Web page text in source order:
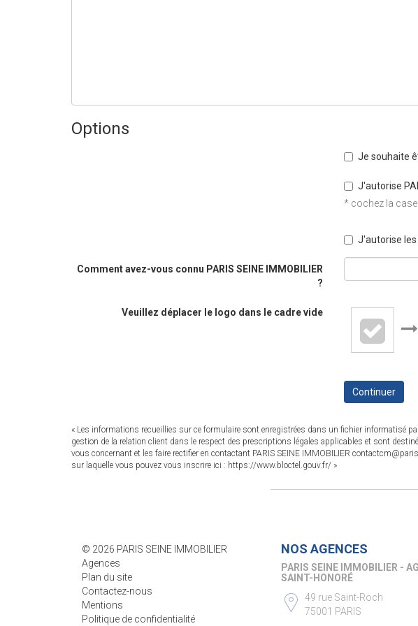
Options
Je souhaite
J'autorise
* cochez la case
J'autorise les
Comment avez-vous connu PARIS SEINE IMMOBILIER
?
Veuillez déplacer le logo dans le cadre vide
Continuer
« Les informations recueillies sur ce formulaire sont enregistrées dans un fichier informatisé
gestion de la relation client dans le respect des prescriptions légales applicables et sont
vous concernant et les faire rectifier en contactant PARIS SEINE IMMOBILIER
sur laquelle vous pouvez vous inscrire ici : https://www.bloctel.gouv.fr/ »
© 2026 PARIS SEINE IMMOBILIER
Agences
Plan du site
Contactez-nous
Mentions
Politique de confidentialité
NOS AGENCES
PARIS SEINE IMMOBILIER -
SÈVRES-VANEAU
85 rue de Sèvres
75006 PARIS